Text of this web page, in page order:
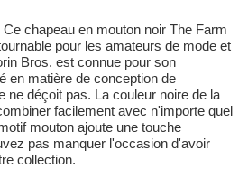
chapeau en mouton noir The Farm
pour les amateurs de mode et
Bros. est connue pour son
en matière de conception de
ne déçoit pas. La couleur noire de la
facilement avec n'importe quel
mouton ajoute une touche
pas manquer l'occasion d'avoir
collection.